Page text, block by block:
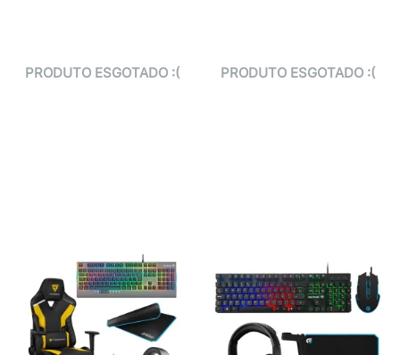
PRODUTO ESGOTADO :( PRODUTO ESGOTADO :(